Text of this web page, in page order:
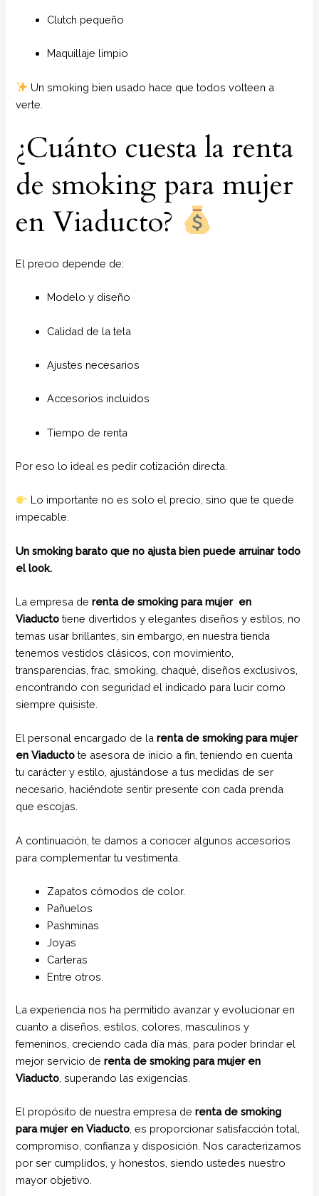
Clutch pequeño
Maquillaje limpio
Un smoking bien usado hace que todos volteen a
verte.
¿Cuánto cuesta la renta
de smoking para mujer
en Viaducto?
El precio depende de:
Modelo y diseño
Calidad de la tela
Ajustes necesarios
Accesorios incluidos
Tiempo de renta
Por eso lo ideal es pedir cotización directa.
Lo importante no es solo el precio, sino que te quede
impecable.
Un smoking barato que no ajusta bien puede arruinar todo
el look.
La empresa derenta de smoking para mujer en
Viaducto tiene divertidos y elegantes diseños y estilos, no
temas usar brillantes, sin embargo, en nuestra tienda
tenemos vestidos clásicos, con movimiento,
transparencias, frac, smoking, chaqué, diseños exclusivos,
encontrando con seguridad el indicado para lucir como
siempre quisiste.
El personal encargado de la renta de smoking para mujer
en Viaducto te asesora de inicio a fin, teniendo en cuenta
tu carácter y estilo, ajustándose a tus medidas de ser
necesario, haciéndote sentir presente con cada prenda
que escojas.
A continuación, te damos a conocer algunos accesorios
para complementar tu vestimenta.
Zapatos cómodos de color.
Pañuelos
Pashminas
Joyas
Carteras
Entre otros.
La experiencia nos ha permitido avanzar y evolucionar en
cuanto a diseños, estilos, colores, masculinos y
femeninos, creciendo cada día más, para poder brindar el
mejor servicio derenta de smoking para mujer en
Viaducto , superando las exigencias.
El propósito de nuestra empresa derenta de smoking
para mujer en Viaducto , es proporcionar satisfacción total,
compromiso, confianza y disposición. Nos caracterizamos
por ser cumplidos, y honestos, siendo ustedes nuestro
mayor objetivo.